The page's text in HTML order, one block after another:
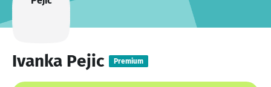
Ivanka Pejic Premium